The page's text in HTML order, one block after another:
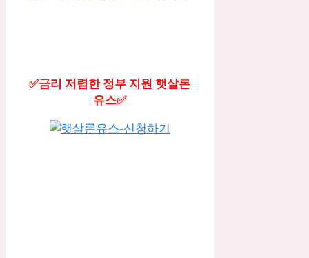
✅금리 저렴한 정부 지원 햇살론
유스✅